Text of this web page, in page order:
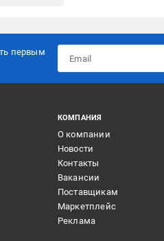
первым
КОМПАНИЯ
О компании
Новости
Контакты
Вакансии
Поставщикам
Маркетплейс
Реклама